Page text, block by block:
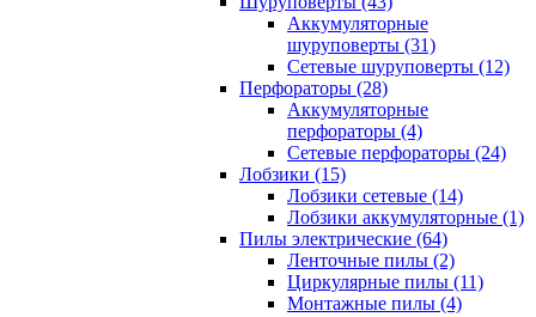
Аккумуляторные
шуруповерты (31)
Сетевые шуруповерты (12)
Перфораторы (28)
Аккумуляторные
перфораторы (4)
Сетевые перфораторы (24)
Лобзики (15)
Лобзики сетевые (14)
Лобзики аккумуляторные (1)
Пилы электрические (64)
Ленточные пилы (2)
Циркулярные пилы (11)
Монтажные пилы (4)